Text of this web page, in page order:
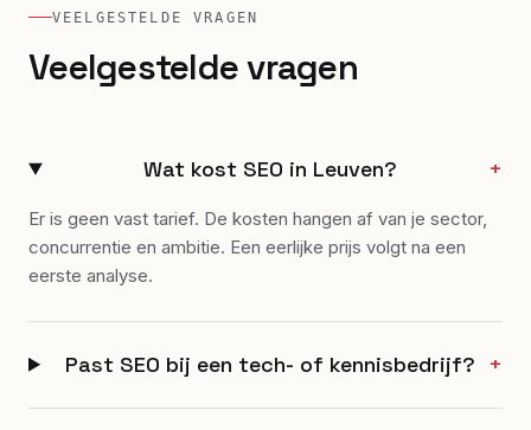
VEELGESTELDE VRAGEN
Veelgestelde vragen
Wat kost SEO in Leuven? +
Er is geen vast tarief. De kosten hangen af van je sector,
concurrentie en ambitie. Een eerlijke prijs volgt na een
eerste analyse.
Past SEO bij een tech- of kennisbedrijf? +